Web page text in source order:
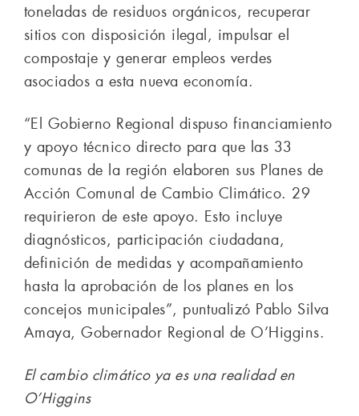
toneladas de residuos orgánicos, recuperar
sitios con disposición ilegal, impulsar el
compostaje y generar empleos verdes
asociados a esta nueva economía.
“El Gobierno Regional dispuso financiamiento
y apoyo técnico directo para que las 33
comunas de la región elaboren sus Planes de
Acción Comunal de Cambio Climático. 29
requirieron de este apoyo. Esto incluye
diagnósticos, participación ciudadana,
definición de medidas y acompañamiento
hasta la aprobación de los planes en los
concejos municipales”, puntualizó Pablo Silva
Amaya, Gobernador Regional de O’Higgins.
El cambio climático ya es una realidad en
O’Higgins